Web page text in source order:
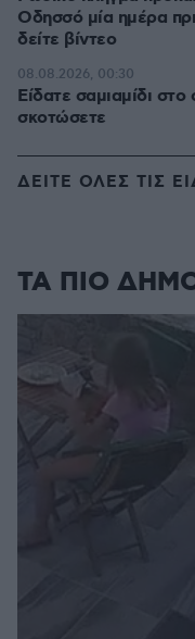
Οδησσό μία ημέρα
δείτε βίντεο
Είδατε σαμιαμίδι στο
σκοτώσετε
08.08.2026, 00:30
ΔΕΙΤΕ ΟΛΕΣ ΤΙΣ
ΤΑ ΠΙΟ